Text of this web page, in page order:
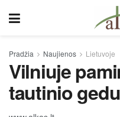
Pradžia Naujienos Lietuvoje
Vilniuje
tautinio